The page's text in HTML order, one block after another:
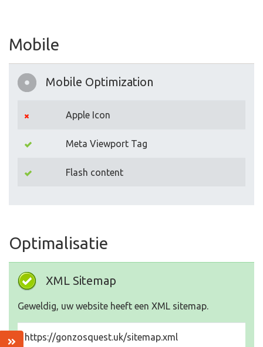
Mobile
Mobile Optimization
Apple Icon
Meta Viewport Tag
Flash content
Optimalisatie
XML Sitemap
Geweldig, uw website heeft een XML sitemap.
https://gonzosquest.uk/sitemap.xml